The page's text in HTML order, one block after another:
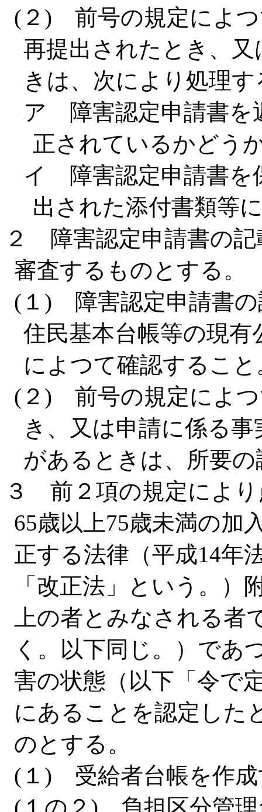
(２) 前号の規定によつ
再提出されたとき、
きは、次により処理
ア 障害認定申請書を
正されているかどう
イ 障害認定申請書を
出された添付書類等
２ 障害認定申請書の
審査するものとする。
(１) 障害認定申請書の
住民基本台帳等の現
によつて確認すること
(２) 前号の規定によつ
き、又は申請に係る
があるときは、所要
３ 前２項の規定により
65歳以上75歳未満の加
正する法律（平成14年
「改正法」という。）
上の者とみなされる
く。以下同じ。）であ
害の状態（以下「令で
にあることを認定した
のとする。
(１) 受給者台帳を作成